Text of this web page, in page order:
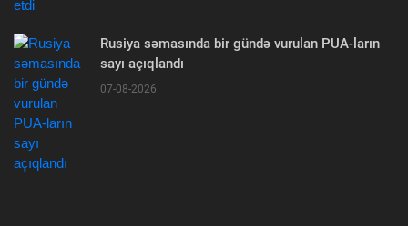
Rusiya səmasında bir gündə vurulan PUA-ların
sayı açıqlandı
07-08-2026